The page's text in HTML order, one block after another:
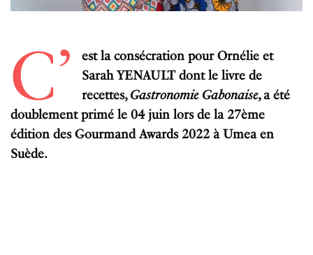
C’
est la consécration pour Ornélie et
Sarah YENAULT dont le livre de
recettes,Gastronomie Gabonaise, a été
doublement primé le 04 juin lors de la 27ème
édition des Gourmand Awards 2022 à Umea en
Suède.